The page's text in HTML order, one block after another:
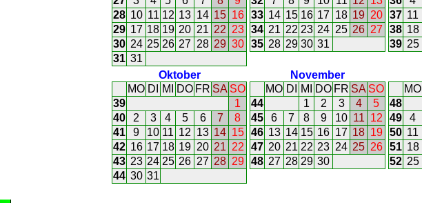
28 10 11 12 13 14 15 16
29 17 18 19 20 21 22 23
30 24 25 26 27 28 29 30
31 31
33 14 15 16 17 18 19 20
34 21 22 23 24 25 26 27
35 28 29 30 31
37 11
38 18
39 25
Oktober
MO DI MI DO FR SA SO
39
1
40
2 3 4 5 6 7
8
41
9 10 11 12 13 14 15
42 16 17 18 19 20 21 22
43 23 24 25 26 27 28 29
44 30 31
November
MO DI MI DO FR SA SO
44
1 2 3 4
5
45
6 7 8 9 10 11 12
46 13 14 15 16 17 18 19
47 20 21 22 23 24 25 26
48 27 28 29 30
MO
48
49
4
50 11
51 18
52 25